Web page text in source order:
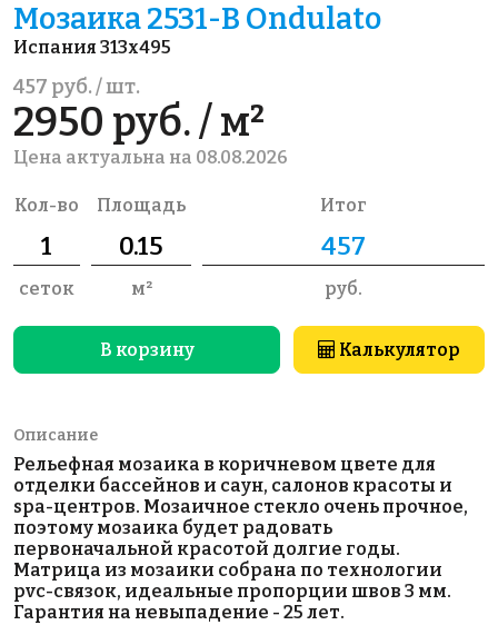
Мозаика 2531-В Ondulato
Испания 313x495
457 руб. / шт.
2950 руб. / м²
Цена актуальна на 08.08.2026
Кол-во
сеток
Площадь
м²
Итог
руб.
В корзину Калькулятор
Описание
Рельефная мозаика в коричневом цвете для
отделки бассейнов и саун, салонов красоты и
spa-центров. Мозаичное стекло очень прочное,
поэтому мозаика будет радовать
первоначальной красотой долгие годы.
Матрица из мозаики собрана по технологии
pvc-связок, идеальные пропорции швов 3 мм.
Гарантия на невыпадение - 25 лет.